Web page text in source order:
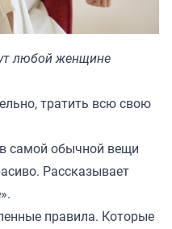
любой женщине
тратить всю свою
самой обычной вещи
Рассказывает
».
правила. Которые